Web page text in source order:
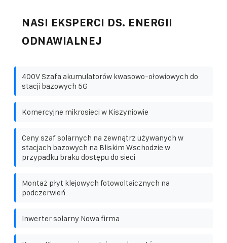
NASI EKSPERCI DS. ENERGII
ODNAWIALNEJ
400V Szafa akumulatorów kwasowo-ołowiowych do
stacji bazowych 5G
Komercyjne mikrosieci w Kiszyniowie
Ceny szaf solarnych na zewnątrz używanych w
stacjach bazowych na Bliskim Wschodzie w
przypadku braku dostępu do sieci
Montaż płyt klejowych fotowoltaicznych na
podczerwień
Inwerter solarny Nowa firma